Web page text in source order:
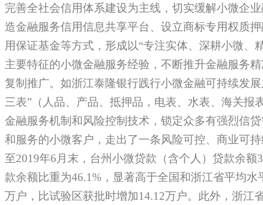
完善全社会信用体系建设为主线，切实缓解小微企
造金融服务信用信息共享平台、设立商标专用权质
用保证基金等方式，形成以“专注实体、深耕小微、
主要特征的小微金融服务经验，不断推升金融服务
复制推广。如浙江泰隆银行践行小微金融可持续发
三表”（人品、产品、抵押品，电表、水表、海关报
金融服务机制和风险控制技术，锁定众多有强烈信
和服务的小微客户，走出了一条风险可控、商业可
至2019年6月末，台州小微贷款（含个人）贷款余额
款余额比重为46.1%，显著高于全国和浙江省平均水
万户，比试验区获批时增加14.12万户。此外，浙江